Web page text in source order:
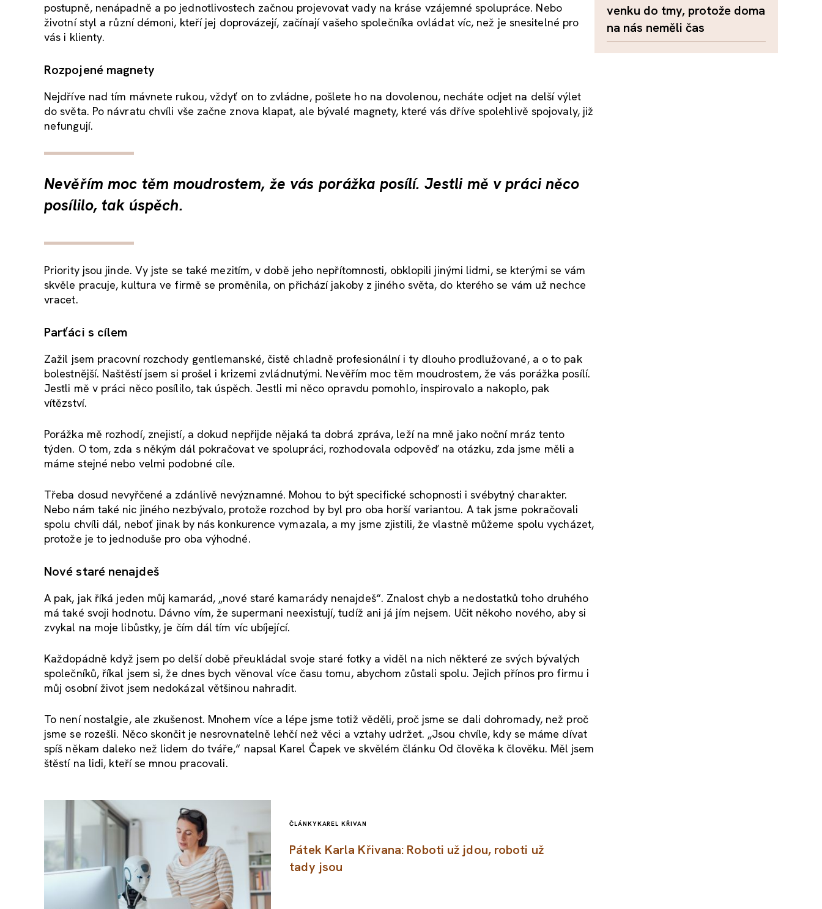
postupně, nenápadně a po jednotlivostech začnou projevovat vady na kráse vzájemné spolupráce. Nebo
životní styl a různí démoni, kteří jej doprovázejí, začínají vašeho společníka ovládat víc, než je snesitelné pro
vás i klienty.
Rozpojené magnety
Nejdříve nad tím mávnete rukou, vždyť on to zvládne, pošlete ho na dovolenou, necháte odjet na delší výlet
do světa. Po návratu chvíli vše začne znova klapat, ale bývalé magnety, které vás dříve spolehlivě spojovaly, již
nefungují.
Nevěřím moc těm moudrostem, že vás porážka posílí. Jestli mě v práci něco
posílilo, tak úspěch.
Priority jsou jinde. Vy jste se také mezitím, v době jeho nepřítomnosti, obklopili jinými lidmi, se kterými se vám
skvěle pracuje, kultura ve firmě se proměnila, on přichází jakoby z jiného světa, do kterého se vám už nechce
vracet.
Parťáci s cílem
Zažil jsem pracovní rozchody gentlemanské, čistě chladně profesionální i ty dlouho prodlužované, a o to pak
bolestnější. Naštěstí jsem si prošel i krizemi zvládnutými. Nevěřím moc těm moudrostem, že vás porážka posílí.
Jestli mě v práci něco posílilo, tak úspěch. Jestli mi něco opravdu pomohlo, inspirovalo a nakoplo, pak
vítězství.
Porážka mě rozhodí, znejistí, a dokud nepřijde nějaká ta dobrá zpráva, leží na mně jako noční mráz tento
týden. O tom, zda s někým dál pokračovat ve spolupráci, rozhodovala odpověď na otázku, zda jsme měli a
máme stejné nebo velmi podobné cíle.
Třeba dosud nevyřčené a zdánlivě nevýznamné. Mohou to být specifické schopnosti i svébytný charakter.
Nebo nám také nic jiného nezbývalo, protože rozchod by byl pro oba horší variantou. A tak jsme pokračovali
spolu chvíli dál, neboť jinak by nás konkurence vymazala, a my jsme zjistili, že vlastně můžeme spolu vycházet,
protože je to jednoduše pro oba výhodné.
Nové staré nenajdeš
A pak, jak říká jeden můj kamarád, „nové staré kamarády nenajdeš“. Znalost chyb a nedostatků toho druhého
má také svoji hodnotu. Dávno vím, že supermani neexistují, tudíž ani já jím nejsem. Učit někoho nového, aby si
zvykal na moje libůstky, je čím dál tím víc ubíjející.
Každopádně když jsem po delší době přeukládal svoje staré fotky a viděl na nich některé ze svých bývalých
společníků, říkal jsem si, že dnes bych věnoval více času tomu, abychom zůstali spolu. Jejich přínos pro firmu i
můj osobní život jsem nedokázal většinou nahradit.
To není nostalgie, ale zkušenost. Mnohem více a lépe jsme totiž věděli, proč jsme se dali dohromady, než proč
jsme se rozešli. Něco skončit je nesrovnatelně lehčí než věci a vztahy udržet. „Jsou chvíle, kdy se máme dívat
spíš někam daleko než lidem do tváře,“ napsal Karel Čapek ve skvělém článku Od člověka k člověku. Měl jsem
štěstí na lidi, kteří se mnou pracovali.
ČLÁNKYKAREL KŘIVAN
Pátek Karla Křivana: Roboti už jdou, roboti už
tady jsou
venku do tmy, protože doma
na nás neměli čas